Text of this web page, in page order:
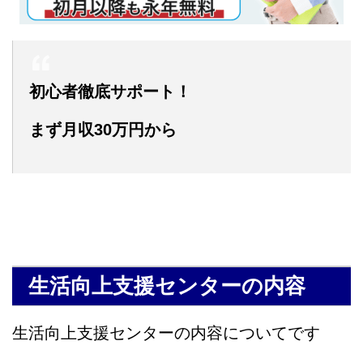
初心者徹底サポート！
まず月収30万円から
生活向上支援センターの内容
生活向上支援センターの内容についてです